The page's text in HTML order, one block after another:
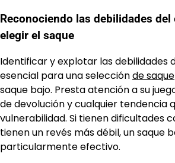
Reconociendo las debilidades
elegir el saque
Identificar y explotar las debilidades
esencial para una selecciónde saque
saque bajo. Presta atención a su
de devolución y cualquier tendencia
vulnerabilidad. Si tienen dificultades
tienen un revés más débil, un saque
particularmente efectivo.